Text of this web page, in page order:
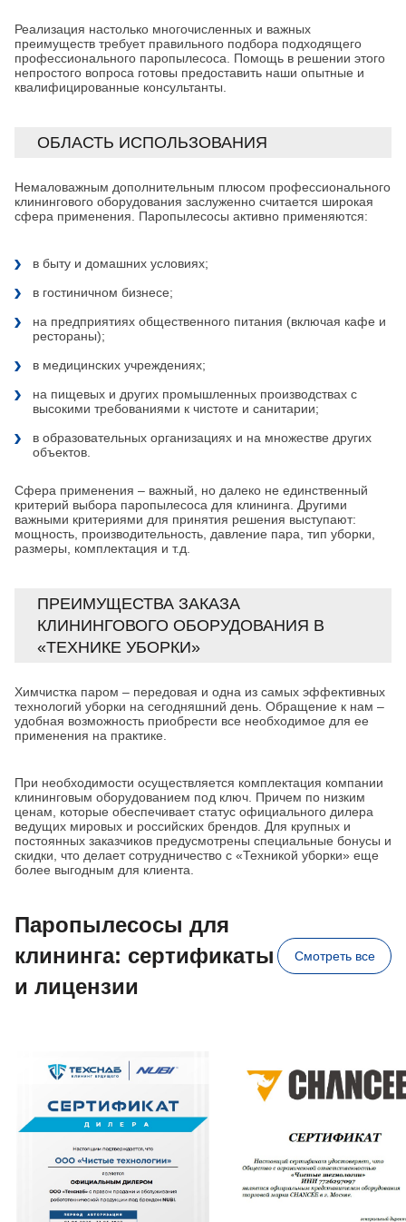
Реализация настолько многочисленных и важных
преимуществ требует правильного подбора подходящего
профессионального паропылесоса. Помощь в решении этого
непростого вопроса готовы предоставить наши опытные и
квалифицированные консультанты.
ОБЛАСТЬ ИСПОЛЬЗОВАНИЯ
Немаловажным дополнительным плюсом профессионального
клинингового оборудования заслуженно считается широкая
сфера применения. Паропылесосы активно применяются:
в быту и домашних условиях;
в гостиничном бизнесе;
на предприятиях общественного питания (включая кафе и
рестораны);
в медицинских учреждениях;
на пищевых и других промышленных производствах с
высокими требованиями к чистоте и санитарии;
в образовательных организациях и на множестве других
объектов.
Сфера применения – важный, но далеко не единственный
критерий выбора паропылесоса для клининга. Другими
важными критериями для принятия решения выступают:
мощность, производительность, давление пара, тип уборки,
размеры, комплектация и т.д.
ПРЕИМУЩЕСТВА ЗАКАЗА
КЛИНИНГОВОГО ОБОРУДОВАНИЯ В
«ТЕХНИКЕ УБОРКИ»
Химчистка паром – передовая и одна из самых эффективных
технологий уборки на сегодняшний день. Обращение к нам –
удобная возможность приобрести все необходимое для ее
применения на практике.
При необходимости осуществляется комплектация компании
клининговым оборудованием под ключ. Причем по низким
ценам, которые обеспечивает статус официального дилера
ведущих мировых и российских брендов. Для крупных и
постоянных заказчиков предусмотрены специальные бонусы и
скидки, что делает сотрудничество с «Техникой уборки» еще
более выгодным для клиента.
Паропылесосы для
клининга: сертификаты
и лицензии
Смотреть все